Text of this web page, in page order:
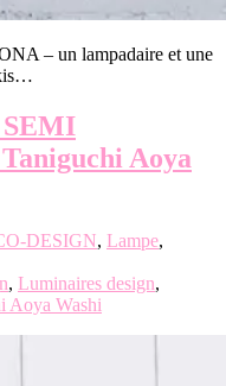
– un lampadaire et une
SEMI
Aoya
DESIGN, Lampe,
, Luminaires design,
Aoya Washi